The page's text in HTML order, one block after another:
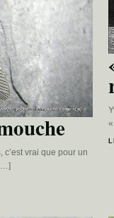
vrai que pour un